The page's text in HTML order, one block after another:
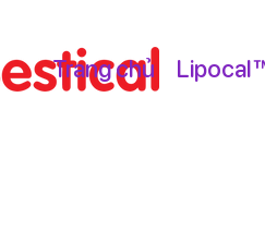
Trang chủ